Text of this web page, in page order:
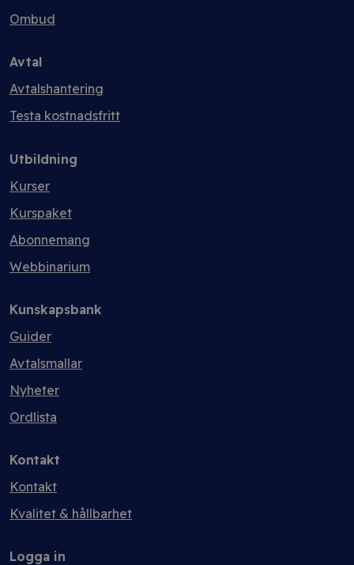
Ombud
Avtal
Avtalshantering
Testa kostnadsfritt
Utbildning
Kurser
Kurspaket
Abonnemang
Webbinarium
Kunskapsbank
Guider
Avtalsmallar
Nyheter
Ordlista
Kontakt
Kontakt
Kvalitet & hållbarhet
Logga in